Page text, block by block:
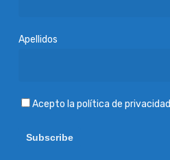
Apellidos
Acepto la política de privacidad